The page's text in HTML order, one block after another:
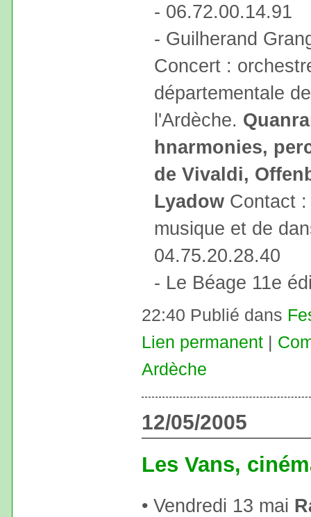
- 06.72.00.14.91
- Guilherand
Concert :
départementale
l'Ardèche.
hnarmonies,
de Vivaldi,
Lyadow Contact
musique et de
04.75.20.28.40
- Le Béage 11e
22:40 Publié dans
Lien permanent
Ardèche
12/05/2005
Les Vans,
• Vendredi 13 mai